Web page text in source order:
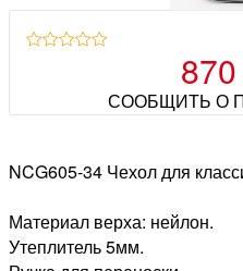
СООБЩИТЬ О
NCG605-34 Чехол для
Материал верха: нейлон.
Утеплитель 5мм.